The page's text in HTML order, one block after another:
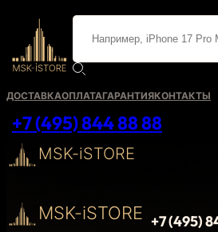
ДОСТАВКАОПЛАТАГАРАНТИЯКОНТАКТЫ
+7 (495) 844 88 88
MSK-iSTORE
MSK-iSTORE +7 (495)